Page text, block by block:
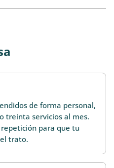
de forma personal,
treinta servicios al mes.
repetición para que tu
trato.